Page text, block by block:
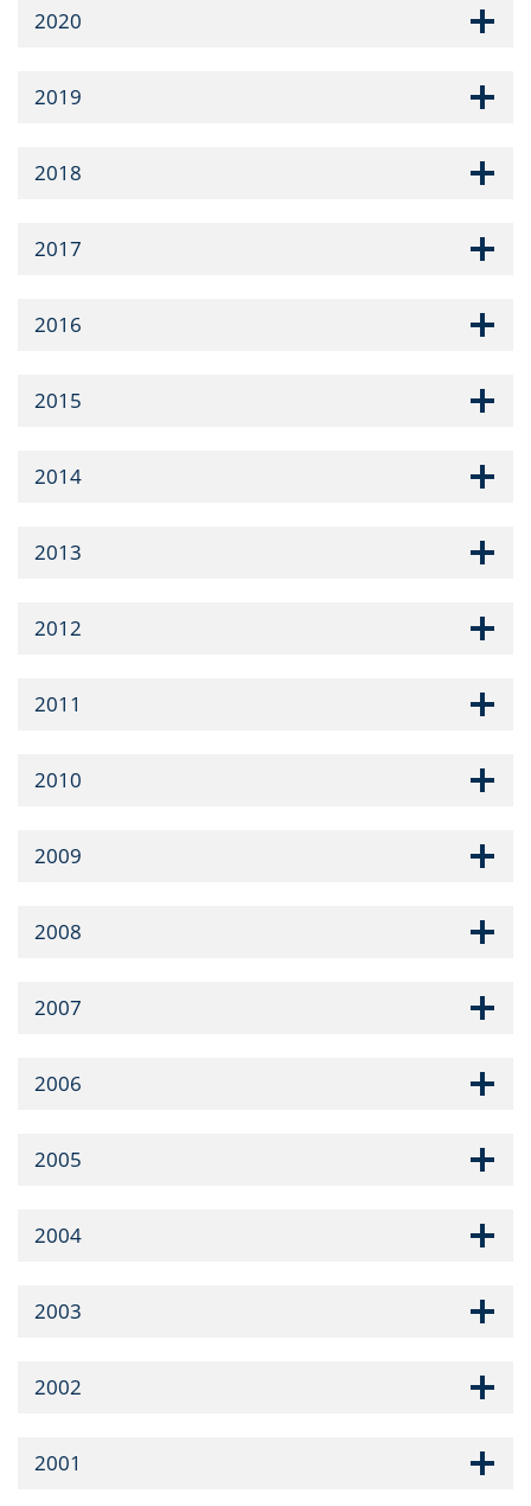
2020
2019
2018
2017
2016
2015
2014
2013
2012
2011
2010
2009
2008
2007
2006
2005
2004
2003
2002
2001